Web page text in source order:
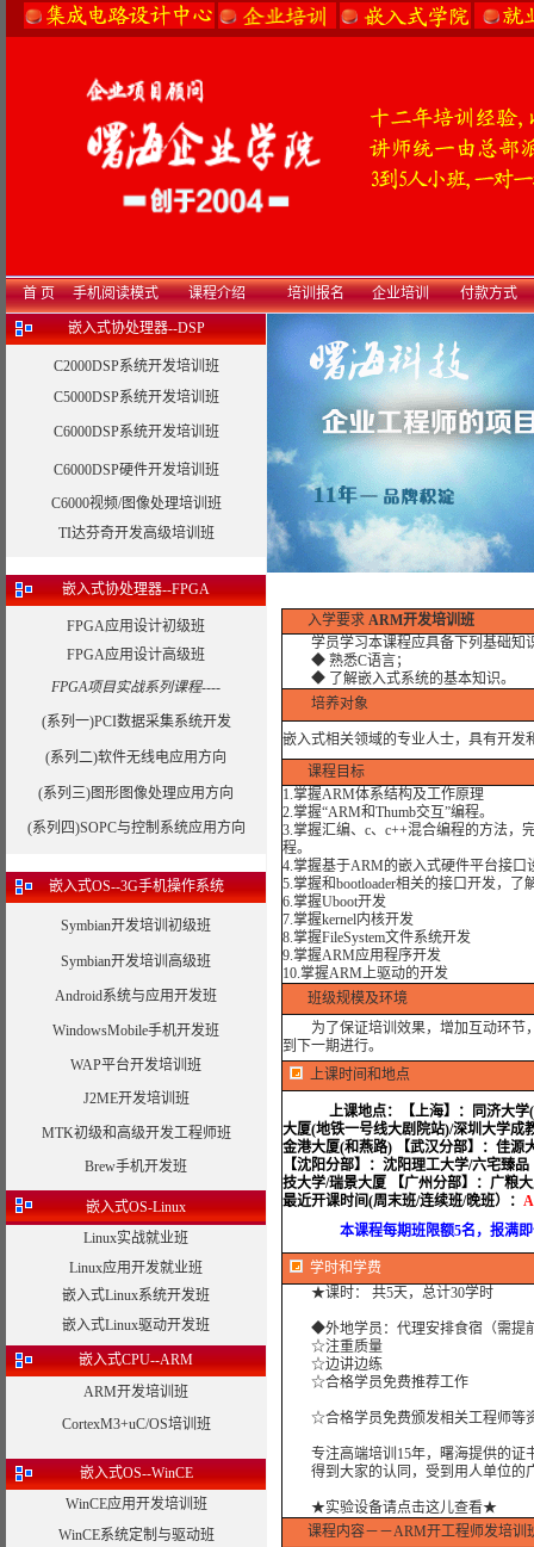
首 页 手机阅读模式 课程介绍 培训报名 企业培训 付款方式
嵌入式协处理器--DSP
C2000DSP系统开发培训班
C5000DSP系统开发培训班
C6000DSP系统开发培训班
C6000DSP硬件开发培训班
C6000视频/图像处理培训班
TI达芬奇开发高级培训班
嵌入式协处理器--FPGA
FPGA应用设计初级班
FPGA应用设计高级班
FPGA项目实战系列课程----
(系列一)PCI数据采集系统开发
(系列二)软件无线电应用方向
(系列三)图形图像处理应用方向
(系列四)SOPC与控制系统应用方向
嵌入式OS--3G手机操作系统
Symbian开发培训初级班
Symbian开发培训高级班
Android系统与应用开发班
WindowsMobile手机开发班
WAP平台开发培训班
J2ME开发培训班
MTK初级和高级开发工程师班
Brew手机开发班
嵌入式OS-Linux
Linux实战就业班
Linux应用开发就业班
嵌入式Linux系统开发班
嵌入式Linux驱动开发班
嵌入式CPU--ARM
ARM开发培训班
CortexM3+uC/OS培训班
嵌入式OS--WinCE
WinCE应用开发培训班
WinCE系统定制与驱动班
入学要求 ARM开发培训班
学员学习本课程应具备下列基础知
◆ 熟悉C语言；
◆ 了解嵌入式系统的基本知识。
培养对象
嵌入式相关领域的专业人士，具有开发
课程目标
1.掌握ARM体系结构及工作原理
2.掌握“ARM和Thumb交互”编程。
3.掌握汇编、c、c++混合编程的方法，
程。
4.掌握基于ARM的嵌入式硬件平台接口
5.掌握和bootloader相关的接口开发，
6.掌握Uboot开发
7.掌握kernel内核开发
8.掌握FileSystem文件系统开发
9.掌握ARM应用程序开发
10.掌握ARM上驱动的开发
班级规模及环境
为了保证培训效果，增加互动环节
到下一期进行。
上课时间和地点
上课地点：
【上海】：同济大
大厦(地铁一号线大剧院站)/深圳大学成
金港大厦(和燕路) 【武汉分部】：佳源
【沈阳分部】：沈阳理工大学/六宅臻
技大学/瑞景大厦 【广州分部】：广粮
最近开课时间(周末班/连续班/晚班）：
本课程每期班限额5名，报满即停
学时和学费
★课时： 共5天，总计30学时
◆外地学员：代理安排食宿（需提
☆注重质量
☆边讲边练
☆合格学员免费推荐工作
☆合格学员免费颁发相关工程师等
专注高端培训15年，曙海提供的证
得到大家的认同，受到用人单位的
★实验设备请点击这儿查看★
课程内容－－ARM开工程师发培训